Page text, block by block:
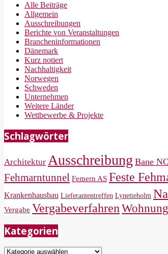
Alle Beiträge
Allgemein
Ausschreibungen
Berichte von Veranstaltungen
Brancheninformationen
Dänemark
Kurz notiert
Nachhaltigkeit
Norwegen
Schweden
Unternehmen
Weitere Länder
Wettbewerbe & Projekte
Schlagwörter
Architektur Ausschreibung Bane
Fehmarntunnel Femern AS Feste
Krankenhausbau Lieferantentreffen Lynetteholm
Vergabe Vergabeverfahren
Kategorien
Kategorien